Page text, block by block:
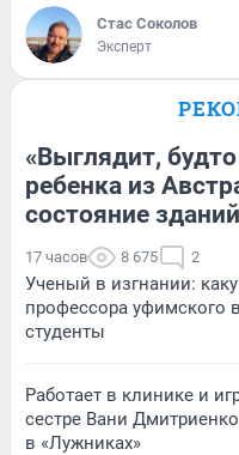
Стас Соколов
Эксперт
«Выглядит,
ребенка из
состояние
17 часов 8 675 2
Ученый в изгнании:
профессора уфимского
студенты
Работает в клинике и
сестре Вани
в «Лужниках»